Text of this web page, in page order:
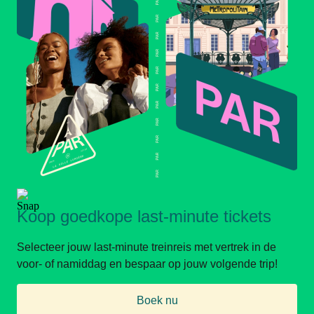
Koop goedkope last-minute tickets
Selecteer jouw last-minute treinreis met vertrek in de
voor- of namiddag en bespaar op jouw volgende trip!
Boek nu
(opent in een nieuwe tab